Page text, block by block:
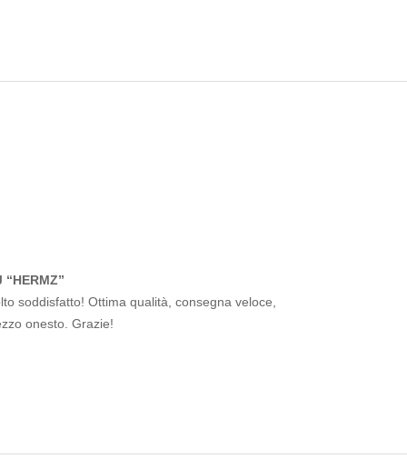
“HERMZ”
soddisfatto! Ottima qualità, consegna veloce,
onesto. Grazie!